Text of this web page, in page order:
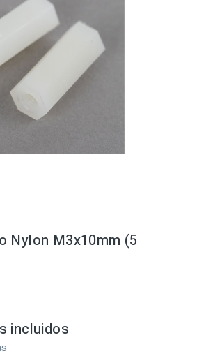
Nylon M3x10mm (5
incluidos